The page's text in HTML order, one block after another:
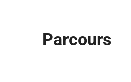
Parcours